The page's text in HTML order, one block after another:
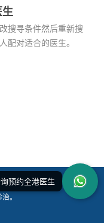
搜寻条件然后重新搜
配对适合的医生。
预约全港医生
。